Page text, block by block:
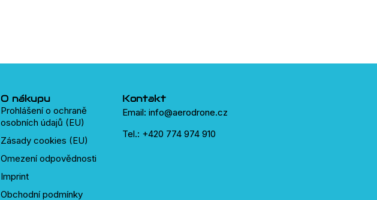
O nákupu
Prohlášení o ochraně
osobních údajů (EU)
Zásady cookies (EU)
Omezení odpovědnosti
Imprint
Obchodní podmínky
Kontakt
Email: info@aerodrone.cz
Tel.: +420 774 974 910